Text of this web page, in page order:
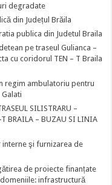
degradate
din Județul Brăila
publica din Judetul Braila
pe traseul Gulianca –
cu coridorul TEN – T Braila
regim ambulatoriu pentru
SILISTRARU –
T BRAILA – BUZAU SI LINIA
şi furnizarea de
de proiecte finanțate
infrastructură